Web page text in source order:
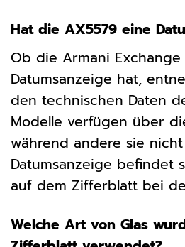
Hat die AX5579 eine
Ob die Armani Exchange
Datumsanzeige hat,
den technischen Daten
Modelle verfügen über
während andere sie
Datumsanzeige befindet
auf dem Zifferblatt bei
Welche Art von Glas